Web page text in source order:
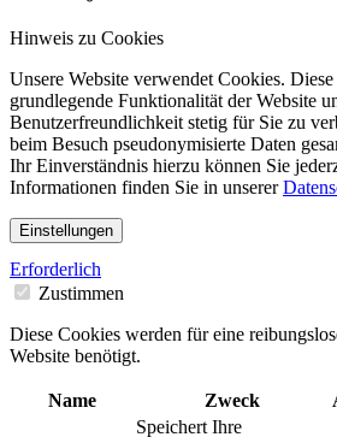
Hinweis zu Cookies
Unsere Website verwendet Cookies.
grundlegende Funktionalität der Website
Benutzerfreundlichkeit stetig für Sie zu
beim Besuch pseudonymisierte Daten
Ihr Einverständnis hierzu können Sie
Informationen finden Sie in unserer
Einstellungen
Erforderlich
Zustimmen
Diese Cookies werden für eine
Website benötigt.
Name Zweck
Speichert Ihre